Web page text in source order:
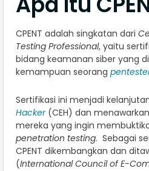
CPENT adalah singkatan dari
Testing Professional, yaitu
bidang keamanan siber yang
kemampuan seorang
Sertifikasi ini menjadi
Hacker(CEH) dan
mereka yang ingin
penetration testing. Sebagai
CPENT dikembangkan dan
(International Council of E-